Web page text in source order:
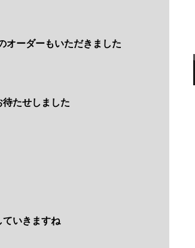
オーダーもいただきました
待たせしました
いきますね